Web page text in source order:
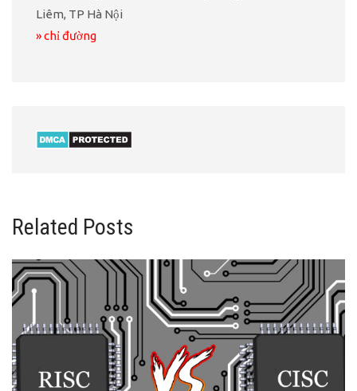
Liêm, TP Hà Nội
» chỉ đường
Related Posts